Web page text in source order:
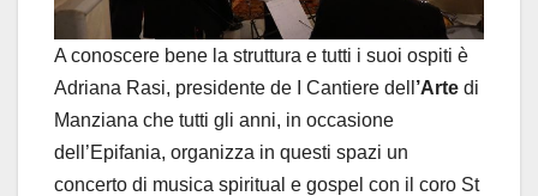
A conoscere bene la struttura e tutti i suoi ospiti è
Adriana Rasi, presidente de I Cantiere dell ’Arte di
Manziana che tutti gli anni, in occasione
dell’Epifania, organizza in questi spazi un
concerto di musica spiritual e gospel con il coro St